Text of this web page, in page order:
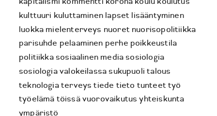
kulttuuri kuluttaminen lapset lisääntyminen
luokka mielenterveys nuoret nuorisopolitiikka
parisuhde pelaaminen perhe poikkeustila
politiikka sosiaalinen media sosiologia
sosiologia valokeilassa sukupuoli talous
teknologiaterveys tiede tieto tunteet työ
työelämä töissä vuorovaikutus yhteiskunta
ympäristö